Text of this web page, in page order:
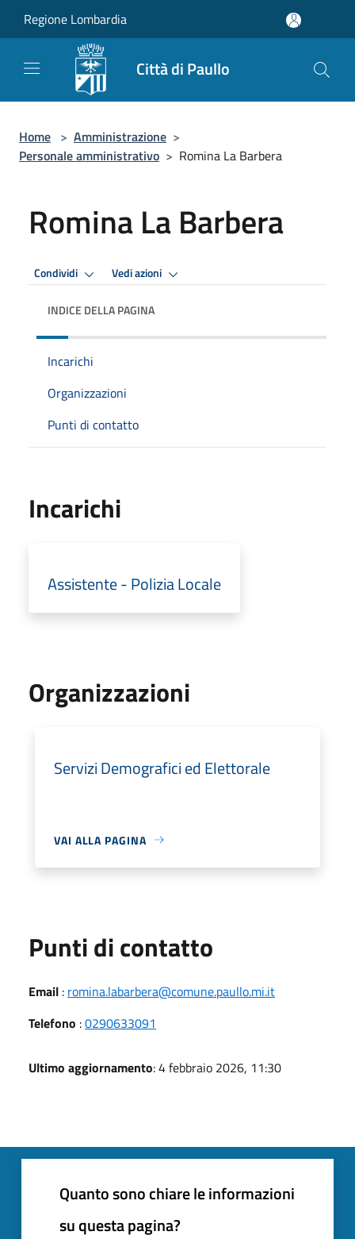
Regione Lombardia
Città di Paullo
Home > Amministrazione >
Personale amministrativo > Romina La Barbera
Romina La Barbera
Condividi Vedi azioni
INDICE DELLA PAGINA
Incarichi
Organizzazioni
Punti di contatto
Incarichi
Assistente - Polizia Locale
Organizzazioni
Servizi Demografici ed Elettorale
VAI ALLA PAGINA
Punti di contatto
Email : romina.labarbera@comune.paullo.mi.it
Telefono :0290633091
Ultimo aggiornamento: 4 febbraio 2026, 11:30
Quanto sono chiare le informazioni
su questa pagina?